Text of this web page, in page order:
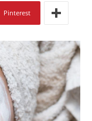
Pinterest